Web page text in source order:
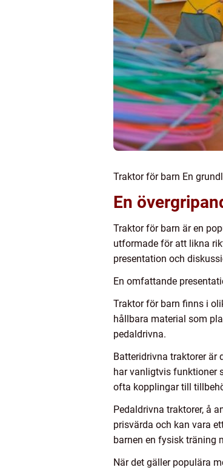
Traktor för barn En
En
Traktor för barn är en
utformade för att likna
presentation och
En omfattande
Traktor för barn finns i
hållbara material som
pedaldrivna.
Batteridrivna traktorer är
har vanligtvis funktioner
ofta kopplingar till
Pedaldrivna traktorer, å
prisvärda och kan vara
barnen en fysisk träning
När det gäller populära